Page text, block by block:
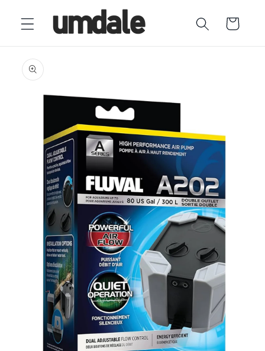
directamente
al contenido
Carrito
a la
información